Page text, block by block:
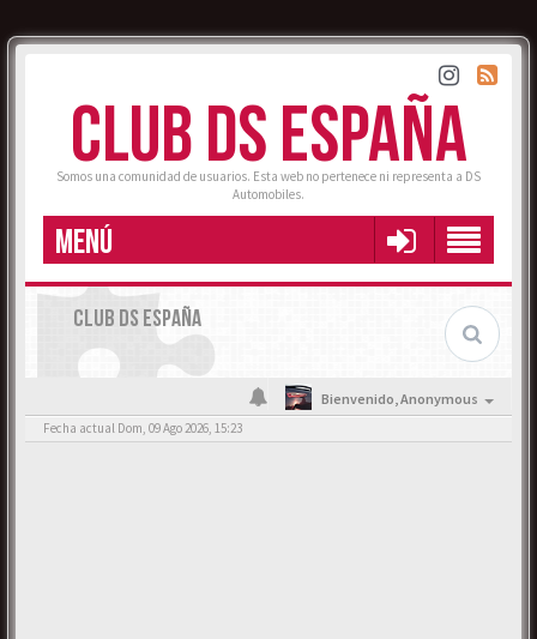
CLUB DS ESPAÑA
Somos una comunidad de usuarios. Esta web no pertenece ni representa a DS
Automobiles.
MENÚ
CLUB DS ESPAÑA
Bienvenido,Anonymous
Fecha actual Dom, 09 Ago 2026, 15:23